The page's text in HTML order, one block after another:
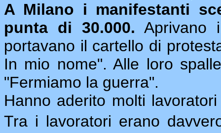
A Milano i manifestanti
punta di 30.000. Aprivano
portavano il cartello di
In mio nome". Alle loro
"Fermiamo la guerra".
Hanno aderito molti
Tra i lavoratori erano